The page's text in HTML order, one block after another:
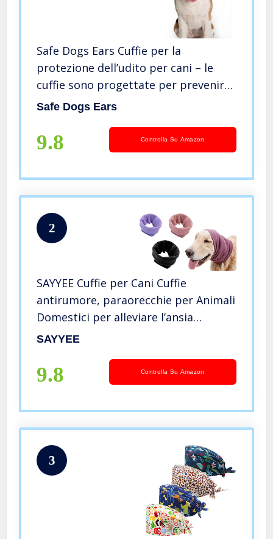
Safe Dogs Ears Cuffie per la
protezione dell’udito per cani – le
cuffie sono progettate per prevenire
i danni all’udito per tutti i tipi di cani,
Safe Dogs Ears
9.8 Controlla Su Amazon
2
SAYYEE Cuffie per Cani Cuffie
antirumore, paraorecchie per Animali
Domestici per alleviare l’ansia
Toelettatura Fare Il Bagno
Colori)
SAYYEE
9.8 Controlla Su Amazon
3